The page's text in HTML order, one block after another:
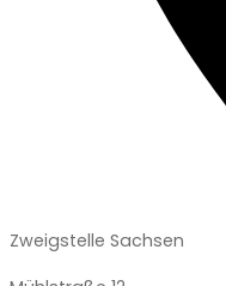
Zweigstelle Sachsen